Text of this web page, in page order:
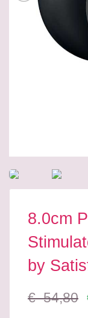
8.0cm
by
€ 54,80